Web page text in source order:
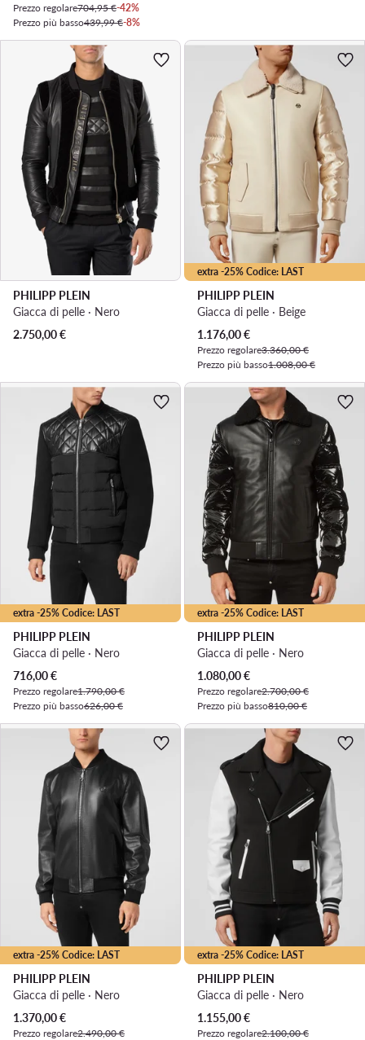
Prezzo regolare704,95 €-42%
Prezzo più basso439,99 €-8%
PHILIPP PLEIN
Giacca di pelle · Nero
2.750,00€
extra -25% Codice: LAST
PHILIPP PLEIN
Giacca di pelle · Beige
Prezzo attuale
1.176,00€
Prezzo regolare3.360,00 €
Prezzo più basso1.008,00 €
extra -25% Codice: LAST
PHILIPP PLEIN
Giacca di pelle · Nero
Prezzo attuale
716,00€
Prezzo regolare1.790,00 €
Prezzo più basso626,00 €
extra -25% Codice: LAST
PHILIPP PLEIN
Giacca di pelle · Nero
Prezzo attuale
1.080,00€
Prezzo regolare2.700,00 €
Prezzo più basso810,00 €
extra -25% Codice: LAST
PHILIPP PLEIN
Giacca di pelle · Nero
Prezzo attuale
1.370,00€
Prezzo regolare2.490,00 €
extra -25% Codice: LAST
PHILIPP PLEIN
Giacca di pelle · Nero
Prezzo attuale
1.155,00€
Prezzo regolare2.100,00 €